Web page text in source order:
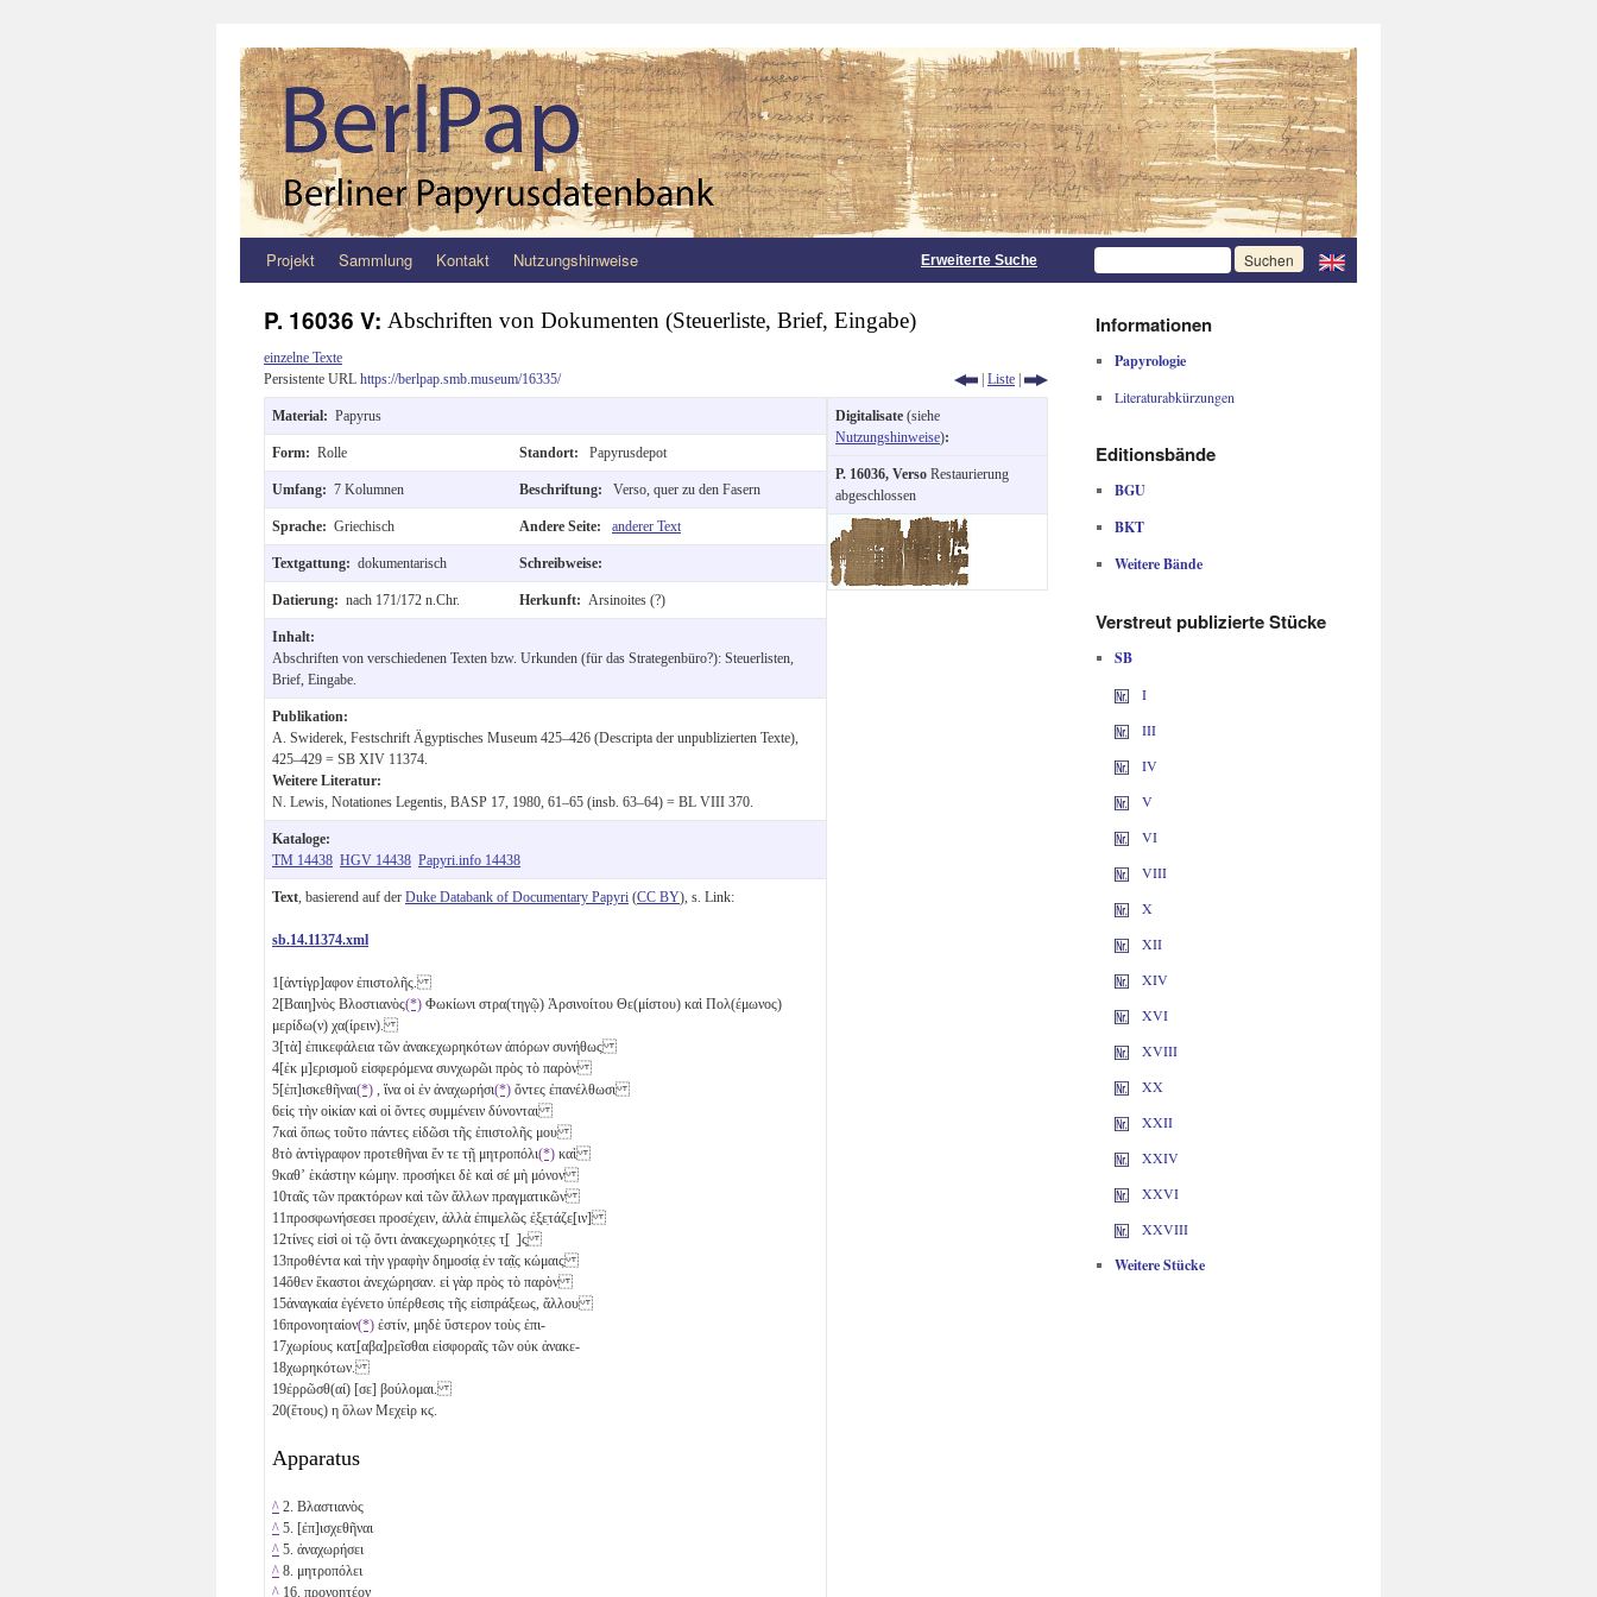
Zum
springen
Projekt Sammlung Kontakt Nutzungshinweise Erweiterte Suche
P. 16036 V: Abschriften von Dokumenten (Steuerliste, Brief, Eingabe)
einzelne Texte
Persistente URL https://berlpap.smb.museum/16335/ | Liste |
Material: Papyrus
Form: Rolle Standort: Papyrusdepot
Umfang: 7 Kolumnen Beschriftung: Verso, quer zu den Fasern
Sprache: Griechisch Andere Seite: anderer Text
Textgattung: dokumentarisch Schreibweise:
Datierung: nach 171/172 n.Chr. Herkunft: Arsinoites (?)
Inhalt:
Abschriften von verschiedenen Texten bzw. Urkunden (für das Strategenbüro?): Steuerlisten,
Brief, Eingabe.
Publikation:
A. Swiderek, Festschrift Ägyptisches Museum 425–426 (Descripta der unpublizierten Texte),
425–429 = SB XIV 11374.
Weitere Literatur:
N. Lewis, Notationes Legentis, BASP 17, 1980, 61–65 (insb. 63–64) = BL VIII 370.
Kataloge:
TM 14438 HGV 14438 Papyri.info 14438
Text , basierend auf der Duke Databank of Documentary Papyri (CC BY), s. Link:
sb.14.11374.xml
1 [ἀντίγρ]αφον ἐπιστολῆς.
2[Βαιη]νὸς Βλοστιανὸς(*) Φωκίωνι στρα(τηγῷ) Ἀρσινοίτου Θε(μίστου) καὶ Πολ(έμωνος)
μερίδω(ν) χα(ίρειν).
3[τὰ] ἐπικεφάλεια τῶν ἀνακεχωρηκότων ἀπόρων συνήθως
4[ἐκ μ]ε̣ρισμοῦ εἰσφερόμενα συνχωρῶι πρὸς τὸ παρὸν
5[ἐπ]ισκεθῆναι(*) , ἵνα οἱ ἐν ἀναχωρήσι(*) ὄντες ἐπανέλθωσι
6εἰς τὴν οἰκίαν καὶ οἱ ὄντες συμμένειν δύνονται
7καὶ ὅπως τοῦτο πάντες εἰδῶσι τῆς ἐπιστολῆς μου
8τὸ ἀντὶγραφον προτεθῆναι ἔν τε τῇ μητροπόλι(*) καὶ
9καθʼ ἑκάστην κώμην. προσήκει δὲ καὶ σέ μὴ μόνον
10ταῖς τῶν πρακτόρων καὶ τῶν ἄλλων πραγματικῶν
11προσφωνήσεσει προσέχειν, ἀλλὰ ἐπιμελῶς ἐ̣ξ̣ε̣τάζε̣[ιν]
12τίνες εἰσὶ οἱ τῷ ὄντι ἀνακε̣χ̣ω̣ρηκό̣τ̣ε̣ς τ̣[ ̣]ς̣
13προθέντα καὶ τὴν γραφὴν δημοσίᾳ̣ ἐν τα̣ῖ̣ς κώμαις
14ὅθεν ἕκαστοι ἀνεχώρησαν. εἰ γὰρ πρὸς τὸ παρὸν
15ἀναγκαία ἐγένετο ὑπέρθεσις τῆς εἰσπράξεως, ἄλλου
16προνοηταίον(*) ἐστίν, μηδὲ ὕστερον τοὺς ἐπι-
17χωρίους κατ̣[αβα]ρεῖσθαι εἰσφοραῖς τῶν οὐκ ἀνακε-
18χωρηκότων.
19ἐρρῶσθ(αί) [σε] βούλομαι.
20(ἔτους) η ὅλων Μεχεὶρ κϛ
Apparatus
^ 2. Βλαστιανὸς
^ 5. [ἐπ]ισχεθῆναι
^ 5. ἀναχωρήσει
^ 8. μητροπόλει
^ 16. προνοητέον
Digitalisate (siehe
Nutzungshinweise):
P. 16036, Verso Restaurierung
abgeschlossen
Informationen
Papyrologie
Literaturabkürzungen
Editionsbände
BGU
BKT
Weitere Bände
Verstreut publizierte Stücke
SB
I
III
IV
V
VI
VIII
X
XII
XIV
XVI
XVIII
XX
XXII
XXIV
XXVI
XXVIII
Weitere Stücke